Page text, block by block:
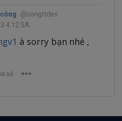
@congttdev
4:12 SA
à sorry bạn nhé ,
sẻ